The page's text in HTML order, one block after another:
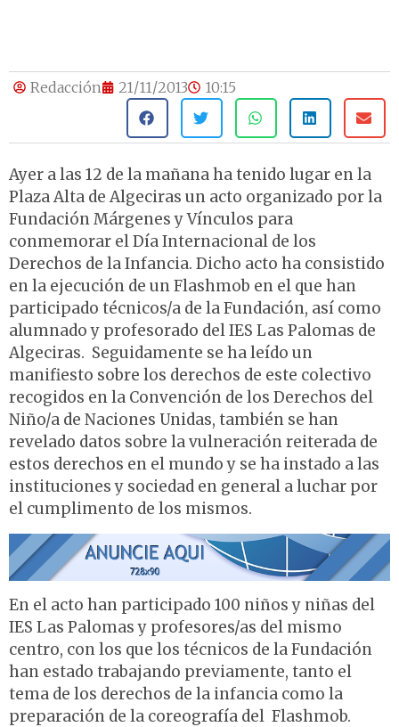
Redacción 21/11/2013 10:15
Ayer a las 12 de la mañana ha tenido lugar en la
Plaza Alta de Algeciras un acto organizado por la
Fundación Márgenes y Vínculos para
conmemorar el Día Internacional de los
Derechos de la Infancia. Dicho acto ha consistido
en la ejecución de un Flashmob en el que han
participado técnicos/a de la Fundación, así como
alumnado y profesorado del IES Las Palomas de
Algeciras. Seguidamente se ha leído un
manifiesto sobre los derechos de este colectivo
recogidos en la Convención de los Derechos del
Niño/a de Naciones Unidas, también se han
revelado datos sobre la vulneración reiterada de
estos derechos en el mundo y se ha instado a las
instituciones y sociedad en general a luchar por
el cumplimento de los mismos.
En el acto han participado 100 niños y niñas del
IES Las Palomas y profesores/as del mismo
centro, con los que los técnicos de la Fundación
han estado trabajando previamente, tanto el
tema de los derechos de la infancia como la
preparación de la coreografía del Flashmob.